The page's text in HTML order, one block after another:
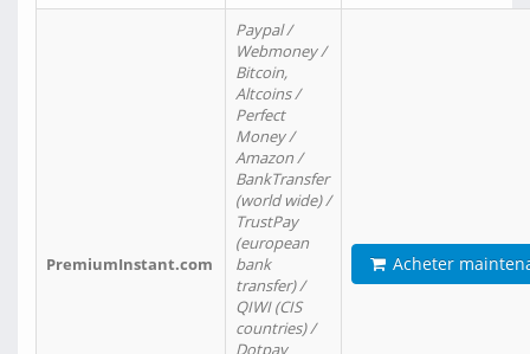
PremiumInstant.com
Paypal /
Webmoney /
Bitcoin,
Altcoins /
Perfect
Money /
Amazon /
BankTransfer
(world wide) /
TrustPay
(european
bank
transfer) /
QIWI (CIS
countries) /
Dotpay
Acheter